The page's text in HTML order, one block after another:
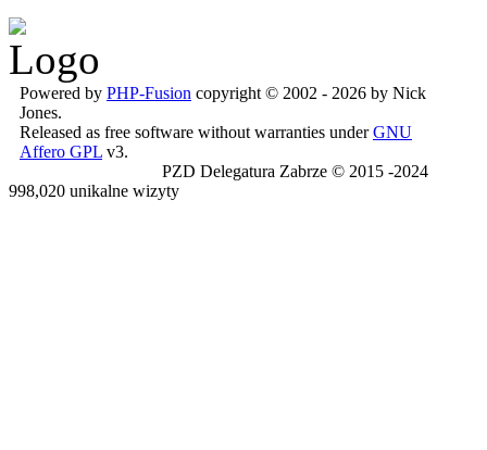
Powered by PHP-Fusion copyright © 2002 - 2026 by Nick
Jones.
Released as free software without warranties underGNU
Affero GPL v3.
PZD Delegatura Zabrze © 2015 -2024
998,020 unikalne wizyty